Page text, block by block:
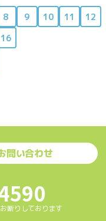
8 9 10 11
12
16
問い合わせ
断りしております